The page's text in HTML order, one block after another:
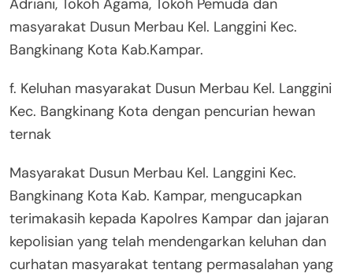
Adriani, Tokoh Agama, Tokoh Pemuda dan
masyarakat Dusun Merbau Kel. Langgini Kec.
Bangkinang Kota Kab.Kampar.
f. Keluhan masyarakat Dusun Merbau Kel. Langgini
Kec. Bangkinang Kota dengan pencurian hewan
ternak
Masyarakat Dusun Merbau Kel. Langgini Kec.
Bangkinang Kota Kab. Kampar, mengucapkan
terimakasih kepada Kapolres Kampar dan jajaran
kepolisian yang telah mendengarkan keluhan dan
curhatan masyarakat tentang permasalahan yang